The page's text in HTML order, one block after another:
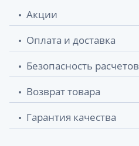
Акции
Оплата и доставка
Безопасность расчетов
Возврат товара
Гарантия качества